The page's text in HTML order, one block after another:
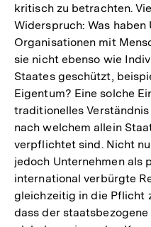
kritisch zu betrachten.
Widerspruch: Was
Organisationen mit
sie nicht ebenso wie
Staates geschützt,
Eigentum? Eine solche
traditionelles
nach welchem allein
verpflichtet sind. Nicht
jedoch Unternehmen als
international verbürgte
gleichzeitig in die Pflicht
dass der